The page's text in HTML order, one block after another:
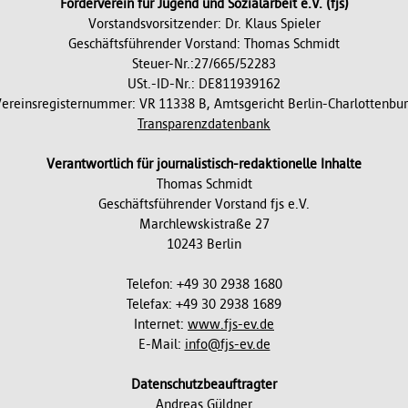
Förderverein für Jugend und Sozialarbeit e.V. (fjs)
Vorstandsvorsitzender: Dr. Klaus Spieler
Geschäftsführender Vorstand: Thomas Schmidt
Steuer-Nr.:27/665/52283
USt.-ID-Nr.: DE811939162
VR 11338 B, Amtsgericht Berlin-
Transparenzdatenbank
Verantwortlich für journalistisch-redaktionelle Inhalte
Thomas Schmidt
Geschäftsführender Vorstand fjs e.V.
Marchlewskistraße 27
10243 Berlin
Telefon: +49 30 2938 1680
Telefax: +49 30 2938 1689
Internet: www.fjs-ev.de
E-Mail: info@fjs-ev.de
Datenschutzbeauftragter
Andreas Güldner